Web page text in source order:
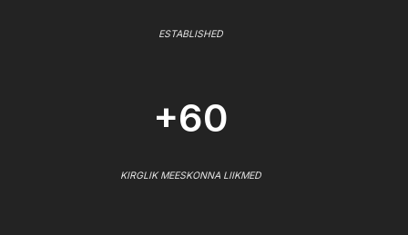
ESTABLISHED
+60
KIRGLIK MEESKONNA LIIKMED